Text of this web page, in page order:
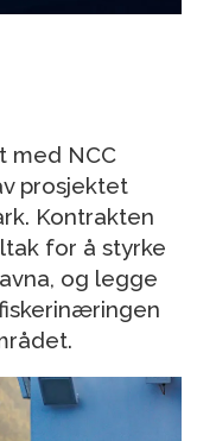
med NCC
prosjektet
Kontrakten
for å styrke
og legge